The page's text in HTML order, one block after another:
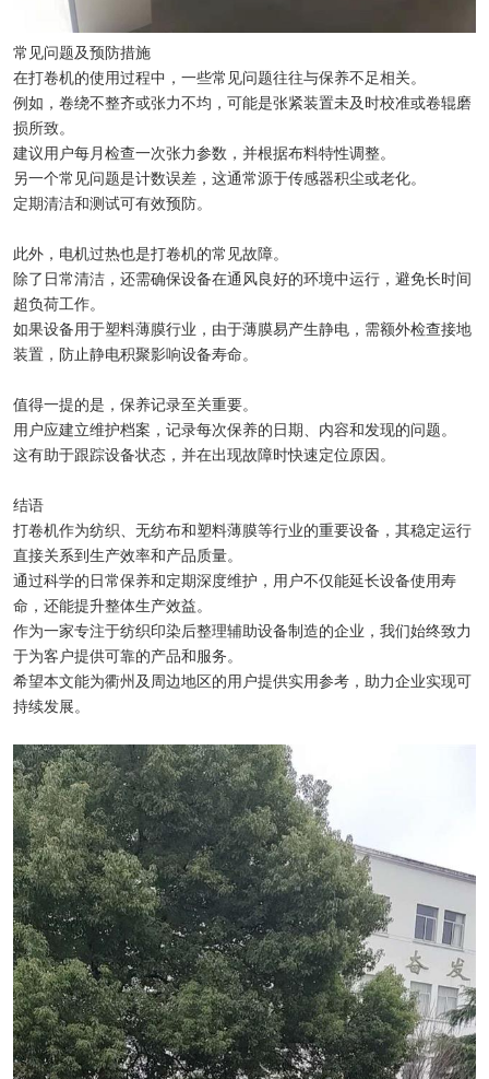
常见问题及预防措施
在打卷机的使用过程中，一些常见问题往往与保养不足相关。
例如，卷绕不整齐或张力不均，可能是张紧装置未及时校准或卷辊磨
损所致。
建议用户每月检查一次张力参数，并根据布料特性调整。
另一个常见问题是计数误差，这通常源于传感器积尘或老化。
定期清洁和测试可有效预防。
此外，电机过热也是打卷机的常见故障。
除了日常清洁，还需确保设备在通风良好的环境中运行，避免长时间
超负荷工作。
如果设备用于塑料薄膜行业，由于薄膜易产生静电，需额外检查接地
装置，防止静电积聚影响设备寿命。
值得一提的是，保养记录至关重要。
用户应建立维护档案，记录每次保养的日期、内容和发现的问题。
这有助于跟踪设备状态，并在出现故障时快速定位原因。
结语
打卷机作为纺织、无纺布和塑料薄膜等行业的重要设备，其稳定运行
直接关系到生产效率和产品质量。
通过科学的日常保养和定期深度维护，用户不仅能延长设备使用寿
命，还能提升整体生产效益。
作为一家专注于纺织印染后整理辅助设备制造的企业，我们始终致力
于为客户提供可靠的产品和服务。
希望本文能为衢州及周边地区的用户提供实用参考，助力企业实现可
持续发展。